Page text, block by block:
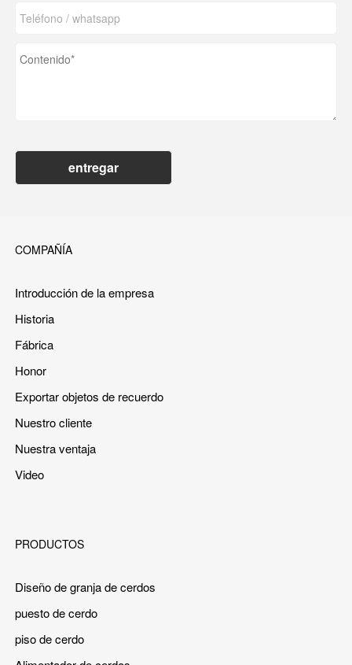
entregar
COMPAÑÍA
Introducción de la empresa
Historia
Fábrica
Honor
Exportar objetos de recuerdo
Nuestro cliente
Nuestra ventaja
Video
PRODUCTOS
Diseño de granja de cerdos
puesto de cerdo
piso de cerdo